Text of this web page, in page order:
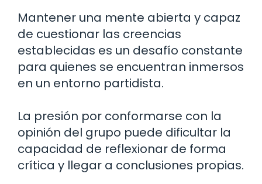
Mantener una mente abierta y capaz
de cuestionar las creencias
establecidas es un desafío constante
para quienes se encuentran inmersos
en un entorno partidista.
La presión por conformarse con la
opinión del grupo puede dificultar la
capacidad de reflexionar de forma
crítica y llegar a conclusiones propias.